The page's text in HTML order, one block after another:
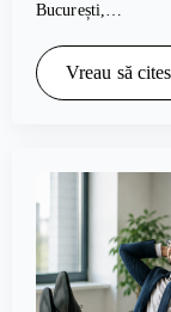
București,…
Vreau să